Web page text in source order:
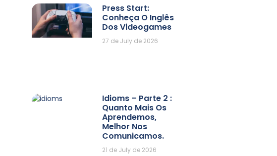
Press Start:
Conheça O Inglês
Dos Videogames
27 de July de 2026
Idioms – Parte 2 :
Quanto Mais Os
Aprendemos,
Melhor Nos
Comunicamos.
21 de July de 2026